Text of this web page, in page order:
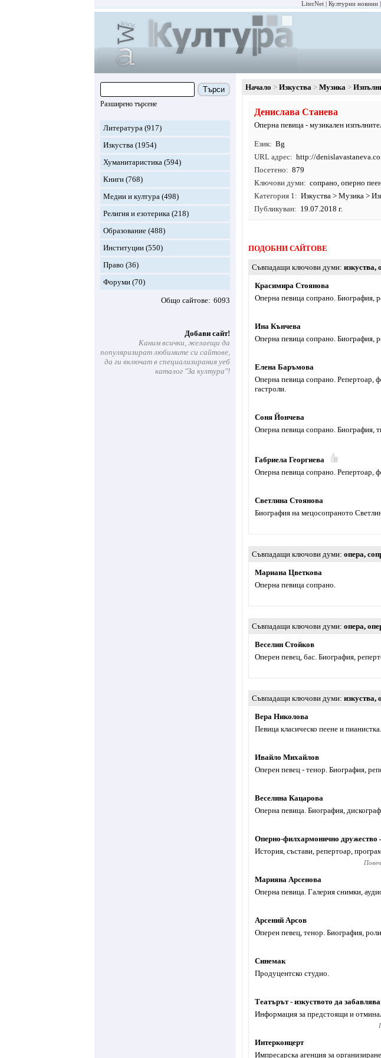
LiterNet Културни новини
Търси
Разширено търсене
Литература (917)
Изкуства (1954)
Хуманитаристика (594)
Книги (768)
Медии и култура (498)
Религия и езотерика (218)
Образование (488)
Институции (550)
Право (36)
Форуми (70)
Общо сайтове 6093
Добави сайт!
Каним всички, желаещи да
популяризират любимите си сайтове,
да ги включат в специализирания уеб
каталог "За култура"!
Начало Изкуства Музика
Денислава Станева
Оперна певица - музикален
Език
Bg
URL адрес
http://denislavastaneva.
Посетено
879
Ключови думи
сопрано, оперно
Категория 1
Изкуства > Музика >
Публикуван
19.07.2018 г.
ПОДОБНИ САЙТОВЕ
Съвпадащи ключови думи изкуства,
Красимира Стоянова
Оперна певица сопрано. Биография,
Ина Кънчева
Оперна певица сопрано. Биография,
Елена Баръмова
Оперна певица сопрано. Репертоар,
гастроли.
Соня Йончева
Оперна певица сопрано. Биография,
Габриела Георгиева
Оперна певица сопрано. Репертоар,
Светлина Стоянова
Биография на мецосопраното
Съвпадащи ключови думи опера,
Мариана Цветкова
Оперна певица сопрано.
Съвпадащи ключови думи опера,
Веселин Стойков
Оперен певец, бас. Биография,
Съвпадащи ключови думи изкуства,
Вера Николова
Певица класическо пеене и пианистка.
Ивайло Михайлов
Оперен певец - тенор. Биография,
Веселина Кацарова
Оперна певица. Биография,
Оперно-филхармонично дружество
История, състави, репертоар,
Марияна Арсенова
Оперна певица. Галерия снимки,
Арсений Арсов
Оперен певец, тенор. Биография,
Синемак
Продуцентско студио.
Театърът - изкуството да
Информация за предстоящи и
Интерконцерт
Импресарска агенция за